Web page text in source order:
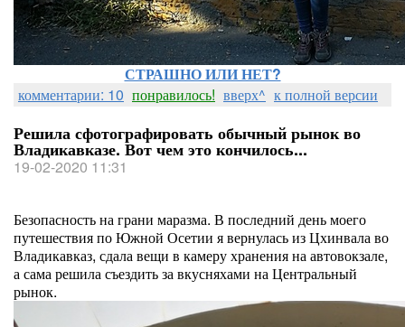
СТРАШНО ИЛИ НЕТ?
комментарии: 10 понравилось! вверх^ к полной версии
Решила сфотографировать обычный рынок во
Владикавказе. Вот чем это кончилось...
19-02-2020 11:31
Безопасность на грани маразма. В последний день моего
путешествия по Южной Осетии я вернулась из Цхинвала во
Владикавказ, сдала вещи в камеру хранения на автовокзале,
а сама решила съездить за вкусняхами на Центральный
рынок.